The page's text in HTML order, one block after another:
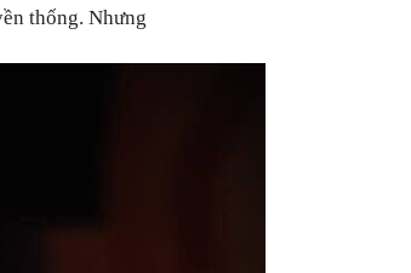
thống. Nhưng